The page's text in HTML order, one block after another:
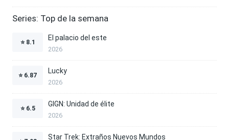
Series: Top de la semana
⭐ 8.1
El palacio del este
2026
⭐ 6.87
Lucky
2026
⭐ 6.5
GIGN: Unidad de élite
2026
Star Trek: Extraños Nuevos Mundos